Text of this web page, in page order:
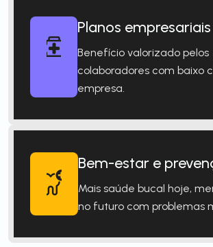
Planos empresariais
Benefício valorizado pelos
colaboradores com baixo
empresa.
Bem-estar e
Mais saúde bucal hoje,
no futuro com problemas